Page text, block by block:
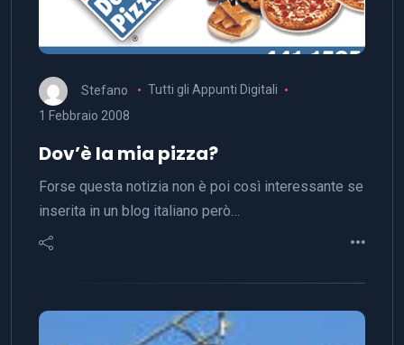
Stefano
Tutti gli Appunti Digitali
1 Febbraio 2008
Dov’è la mia pizza?
Forse questa notizia non è poi così interessante se
inserita in un blog italiano però…